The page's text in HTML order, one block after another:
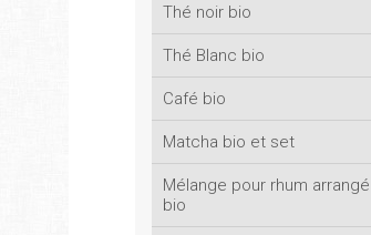
Thé noir bio
Thé Blanc bio
Café bio
Matcha bio et set
Mélange pour rhum arrangé
bio